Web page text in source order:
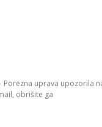
Porezna uprava upozorila
obrišite ga